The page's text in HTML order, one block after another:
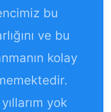
bu
ve bu
kolay
yok